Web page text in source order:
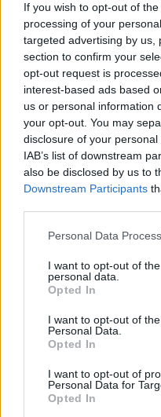
If you wish to opt-out of
processing of your
targeted advertising by us,
section to confirm your
opt-out request is
interest-based ads based
us or personal information
your opt-out. You may
disclosure of your
IAB’s list of downstream
also be disclosed by us to
Downstream Participants
Personal Data
I want to opt-out of
personal data.
Opted In
I want to opt-out of
Personal Data.
Opted In
I want to opt-out of
Personal Data for
Opted In
Felles
Nyheter
Nyheter -
Innhold -
Riktig
antenner
TEST:
og